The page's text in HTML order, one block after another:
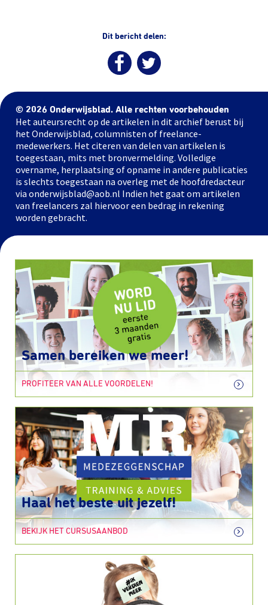
Dit bericht delen:
© 2026 Onderwijsblad. Alle rechten voorbehouden
Het auteursrecht op de artikelen in dit archief berust bij
het Onderwijsblad, columnisten of freelance-
medewerkers. Het citeren van delen van artikelen is
toegestaan, mits met bronvermelding. Volledige
overname, herplaatsing of opname in andere publicaties
is slechts toegestaan na overleg met de hoofdredacteur
via onderwijsblad@aob.nl Indien het gaat om artikelen
van freelancers zal hiervoor een bedrag in rekening
worden gebracht.
Samen bereiken we meer!
PROFITEER VAN ALLE VOORDELEN!
Haal het beste uit jezelf!
BEKIJK HET CURSUSAANBOD